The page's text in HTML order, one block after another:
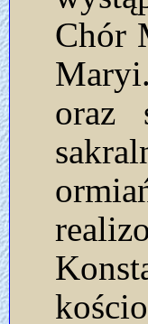
Chór
oraz